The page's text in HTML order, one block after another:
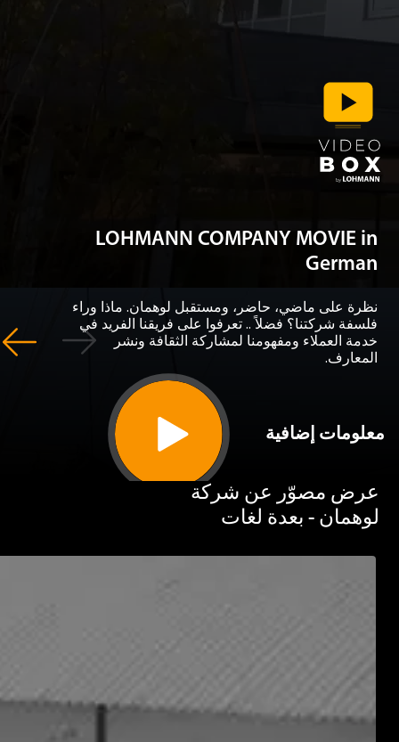
LOHMANN COMPANY
على ماضي، حاضر، ومستقبل لوهمان. ماذا وراء
شركتنا؟ فضلاً .. تعرفوا على فريقنا الفريد في
العملاء ومفهومنا لمشاركة الثقافة ونشر
إضافية
مصوّر عن شركة
- بعدة لغات